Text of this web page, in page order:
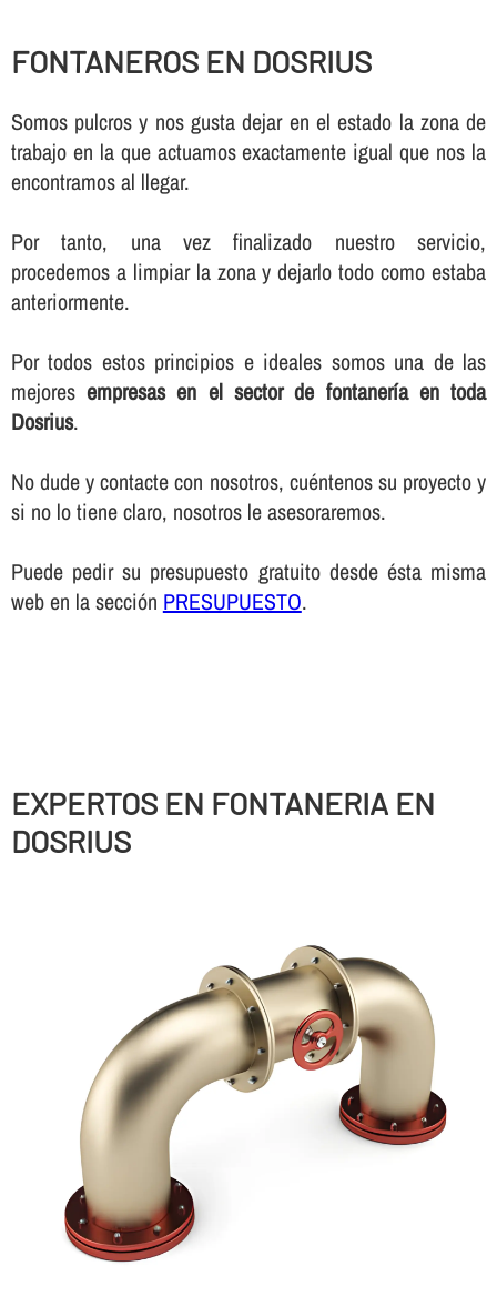
FONTANEROS EN DOSRIUS
Somos pulcros y nos gusta dejar en el estado la zona de
trabajo en la que actuamos exactamente igual que nos la
encontramos al llegar.
Por tanto, una vez finalizado nuestro servicio,
procedemos a limpiar la zona y dejarlo todo como estaba
anteriormente.
Por todos estos principios e ideales somos una de las
mejoresempresas en el sector de fontanerí­a en toda
Dosrius.
No dude y contacte con nosotros, cuéntenos su proyecto y
si no lo tiene claro, nosotros le asesoraremos.
Puede pedir su presupuesto gratuito desde ésta misma
web en la sección PRESUPUESTO.
EXPERTOS EN FONTANERIA EN
DOSRIUS